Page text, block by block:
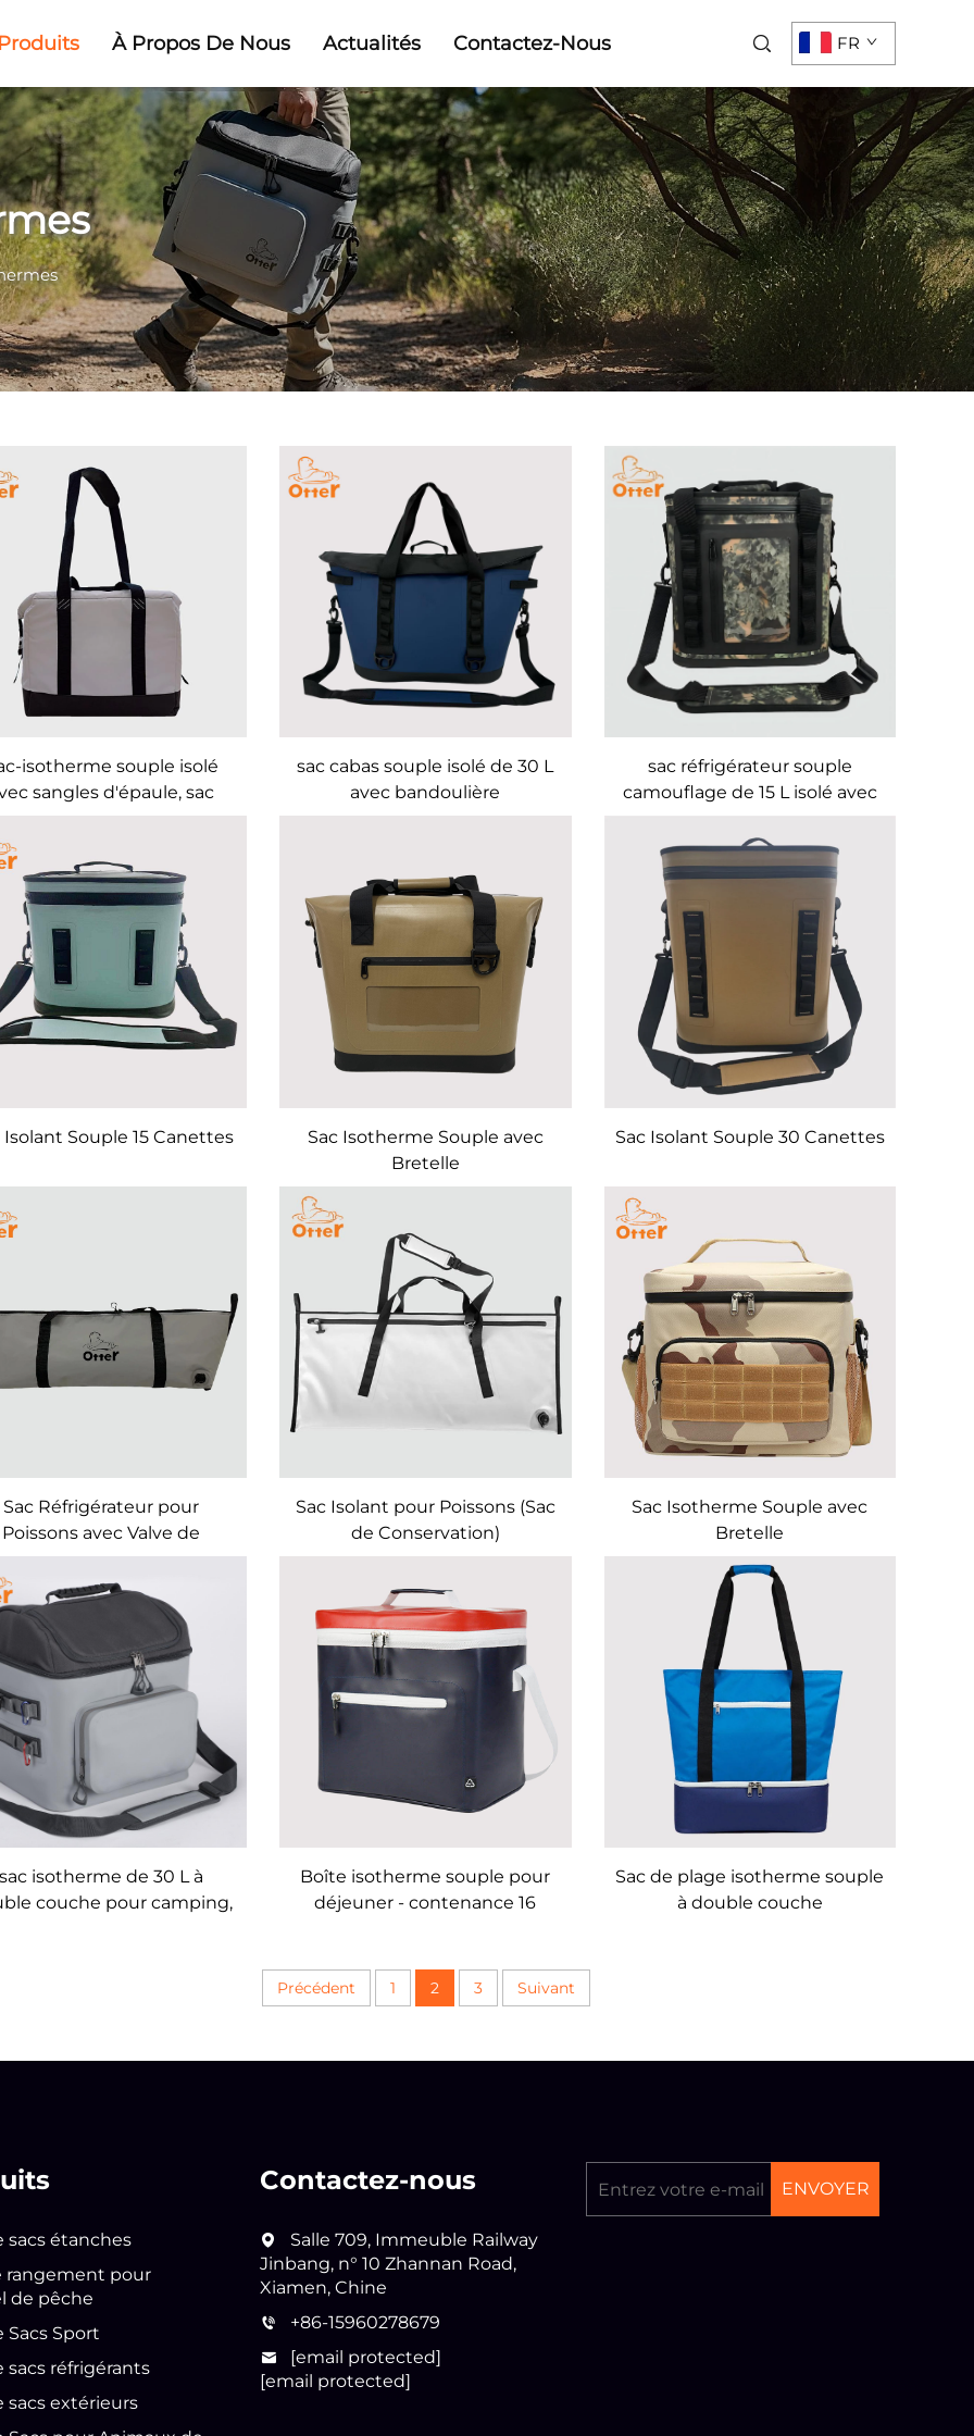
À Propos De Nous Actualités Contactez-Nous FR
isotherme souple isolé
sangles d'épaule, sac
pour poisson
sac cabas souple isolé de 30 L
avec bandoulière
sac réfrigérateur souple
camouflage de 15 L isolé avec
bandoulière
Isolant Souple 15 Canettes
Sac Isotherme Souple avec
Bretelle
Sac Isolant Souple 30 Canettes
Sac Réfrigérateur pour
Poissons avec Valve de
Vidange
Sac Isolant pour Poissons (Sac
de Conservation)
Sac Isotherme Souple avec
Bretelle
sac isotherme de 30 L à
couche pour camping,
Boîte isotherme souple pour
déjeuner - contenance 16
Sac de plage isotherme souple
à double couche
Précédent 1 2 3 Suivant
sacs étanches
rangement pour
de pêche
Sacs Sport
sacs réfrigérants
sacs extérieurs
Contactez-nous
Salle 709, Immeuble Railway
Jinbang, n° 10 Zhannan Road,
Xiamen, Chine
+86-15960278679
[email protected]
[email protected]
ENVOYER